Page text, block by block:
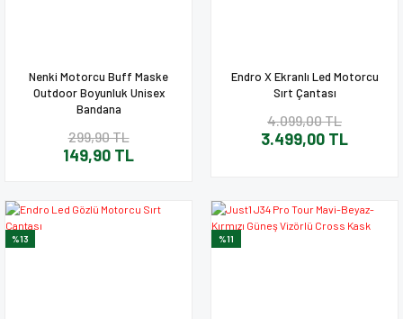
Nenki Motorcu Buff Maske
Outdoor Boyunluk Unisex
Bandana
299,90 TL
149,90 TL
Endro X Ekranlı Led Motorcu
Sırt Çantası
4.099,00 TL
3.499,00 TL
%13 %11